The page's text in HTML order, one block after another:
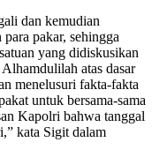
dan kemudian
pakar, sehingga
yang didiskusikan
atas dasar
menelusuri fakta-fakta
untuk bersama-sama
Kapolri bahwa tanggal
kata Sigit dalam